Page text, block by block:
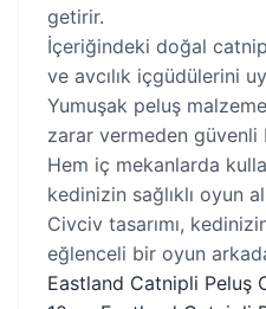
getirir.
İçeriğindeki doğal
ve avcılık içgüdülerini
Yumuşak peluş
zarar vermeden güvenli
Hem iç mekanlarda
kedinizin sağlıklı oyun
Civciv tasarımı,
eğlenceli bir oyun
Eastland Catnipli Peluş